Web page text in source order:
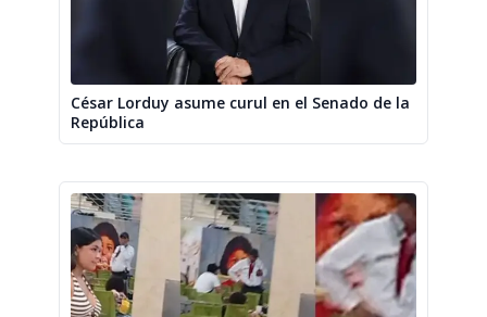
César Lorduy asume curul en el Senado de la
República